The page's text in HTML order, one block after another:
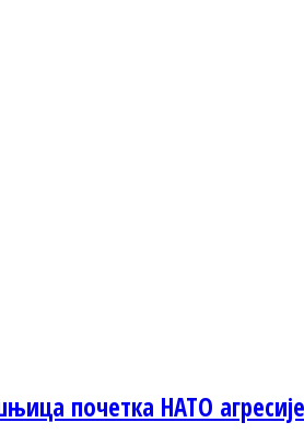
почетка НАТО агресије